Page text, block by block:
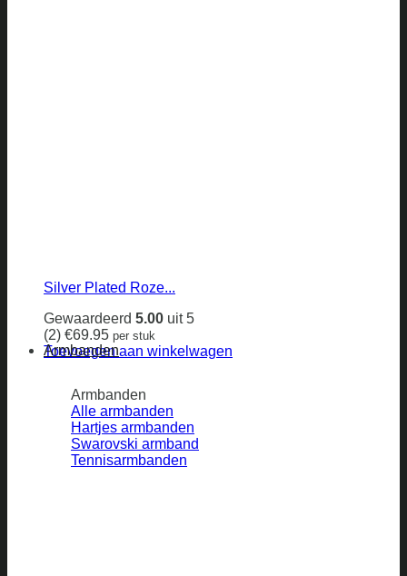
Silver Plated Roze...
Gewaardeerd 5.00 uit 5
(2) €69.95 per stuk
Toevoegen aan winkelwagen
Armbanden
Armbanden
Alle armbanden
Hartjes armbanden
Swarovski armband
Tennisarmbanden